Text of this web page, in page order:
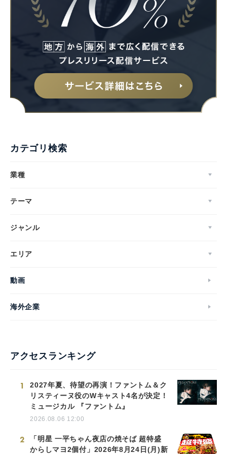
カテゴリ検索
業種
テーマ
ジャンル
エリア
動画
海外企業
アクセスランキング
1
2027年夏、待望の再演！ファントム＆ク
リスティーヌ役のWキャスト4名が決定！
ミュージカル 『ファントム』
2026.08.06 12:00
2
「明星 一平ちゃん夜店の焼そば 超特盛
からしマヨ2個付」2026年8月24日(月)新
Japanese